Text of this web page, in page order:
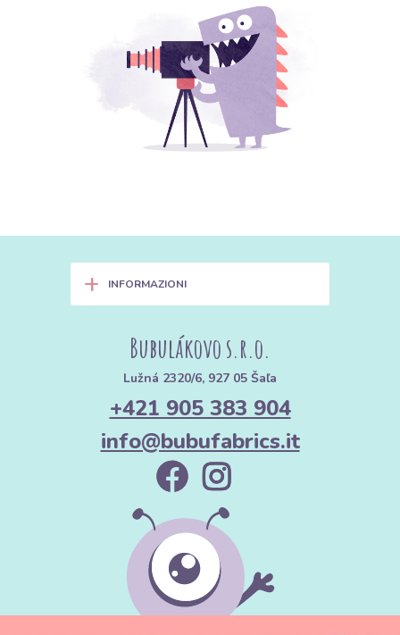
+ INFORMAZIONI
Bubulákovo s.r.o.
Lužná 2320/6, 927 05 Šaľa
+421 905 383 904
info@bubufabrics.it